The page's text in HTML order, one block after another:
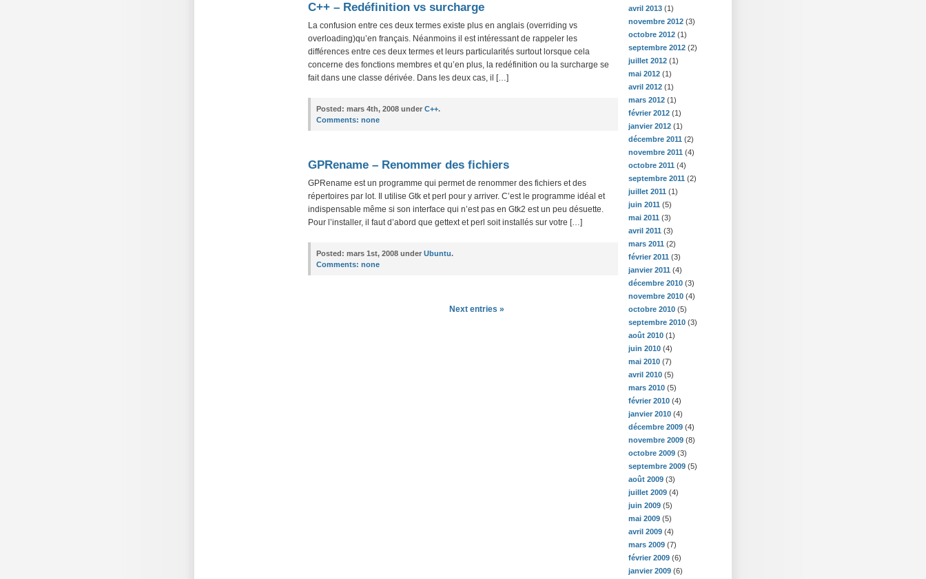
avril 2013 (1)
novembre 2012 (3)
octobre 2012 (1)
septembre 2012 (2)
juillet 2012 (1)
mai 2012 (1)
avril 2012 (1)
mars 2012 (1)
février 2012 (1)
janvier 2012 (1)
décembre 2011 (2)
novembre 2011 (4)
octobre 2011 (4)
septembre 2011 (2)
juillet 2011 (1)
juin 2011 (5)
mai 2011 (3)
avril 2011 (3)
mars 2011 (2)
février 2011 (3)
janvier 2011 (4)
décembre 2010 (3)
novembre 2010 (4)
octobre 2010 (5)
septembre 2010 (3)
août 2010 (1)
juin 2010 (4)
mai 2010 (7)
avril 2010 (5)
mars 2010 (5)
février 2010 (4)
janvier 2010 (4)
décembre 2009 (4)
novembre 2009 (8)
octobre 2009 (3)
septembre 2009 (5)
août 2009 (3)
juillet 2009 (4)
juin 2009 (5)
mai 2009 (5)
avril 2009 (4)
mars 2009 (7)
février 2009 (6)
janvier 2009 (6)
C++ – Redéfinition vs surcharge
La confusion entre ces deux termes existe plus en anglais (overriding vs
overloading)qu’en français. Néanmoins il est intéressant de rappeler les
différences entre ces deux termes et leurs particularités surtout lorsque cela
concerne des fonctions membres et qu’en plus, la redéfinition ou la surcharge se
fait dans une classe dérivée. Dans les deux cas, il […]
Posted: mars 4th, 2008 under C++.
Comments: none
GPRename – Renommer des fichiers
GPRename est un programme qui permet de renommer des fichiers et des
répertoires par lot. Il utilise Gtk et perl pour y arriver. C’est le programme idéal et
indispensable même si son interface qui n’est pas en Gtk2 est un peu désuette.
Pour l’installer, il faut d’abord que gettext et perl soit installés sur votre […]
Posted: mars 1st, 2008 under Ubuntu.
Comments: none
Next entries »